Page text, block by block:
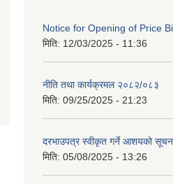
Notice for Opening of Price
मिति: 12/03/2025 - 11:36
नीति तथा कार्यक्रमल २०८२/०८३
मिति: 09/25/2025 - 21:23
दरभाउपत्र स्वीकृत गर्ने आशयको
मिति: 05/08/2025 - 13:26